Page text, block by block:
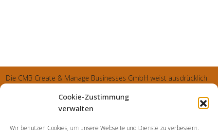
Cookie-Zustimmung
verwalten
Wir benutzen Cookies, um unsere Webseite und Dienste zu verbessern.
Die CMB Create & Manage Businesses GmbH weist ausdrücklich
und sämtliche generierte Aufträge an die SecuPart GmbH
weist nachdrücklich darauf hin, dass wir in manchen Ortschaften